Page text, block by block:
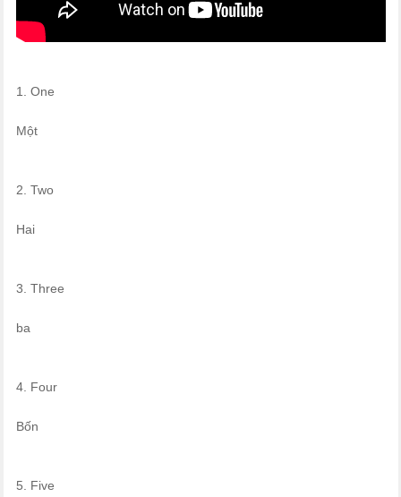
1. One
Một
2. Two
Hai
3. Three
ba
4. Four
Bốn
5. Five